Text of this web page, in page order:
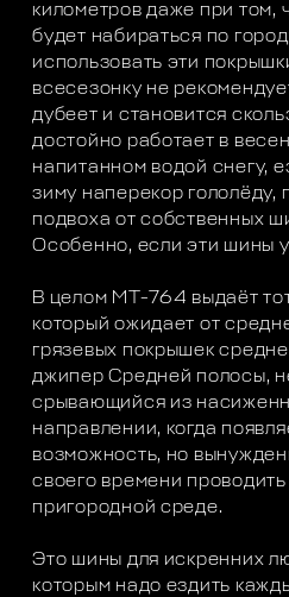
километров даже при том,
будет набираться по
использовать эти
всесезонку не
дубеет и становится
достойно работает в
напитанном водой снегу,
зиму наперекор гололёду,
подвоха от собственных
Особенно, если эти шины
В целом МТ-764 выдаёт
который ожидает от
грязевых покрышек
джипер Средней полосы,
срывающийся из
направлении, когда
возможность, но
своего времени проводить
пригородной среде.
Это шины для искренних
которым надо ездить